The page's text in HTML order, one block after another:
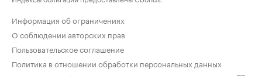
Информация об ограничениях
О соблюдении авторских прав
Пользовательское соглашение
Политика в отношении обработки персональных данных